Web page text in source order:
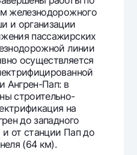
железнодорожного
и организации
пассажирских
линии
осуществляется
Ангрен-Пап: в
строительно-
на
до западного
и от станции Пап до
(64 км).